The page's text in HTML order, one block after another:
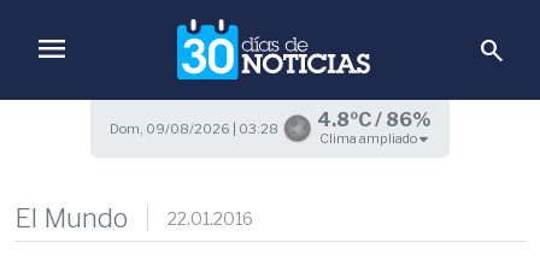
menu search
Dom, 09/08/2026 | 03:28 4.8ºC / 86%
Clima ampliado
El Mundo 22.01.2016